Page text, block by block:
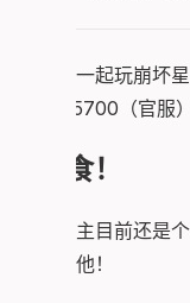
想和我一起玩崩坏
101045700（官服
投食！
这个博主目前还是
以投喂他！